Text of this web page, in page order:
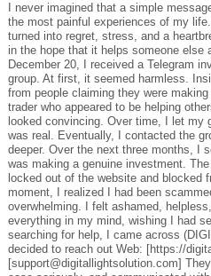
I never imagined that a simple
the most painful experiences of my
turned into regret, stress, and a
in the hope that it helps someone else
December 20, I received a Telegram
group. At first, it seemed harmless.
from people claiming they were
trader who appeared to be helping
looked convincing. Over time, I let my
was real. Eventually, I contacted the
deeper. Over the next three months, I
was making a genuine investment.
locked out of the website and blocked
moment, I realized I had been
overwhelming. I felt ashamed,
everything in my mind, wishing I had
searching for help, I came across
decided to reach out Web: [https://
[support@digitallightsolution.com]